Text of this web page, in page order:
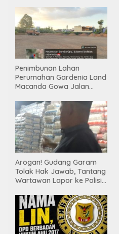
Penimbunan Lahan
Perumahan Gardenia Land
Macanda Gowa Jalan
Gunakan Material
Tambang Ilegal
Arogan! Gudang Garam
Tolak Hak Jawab, Tantang
Wartawan Lapor ke Polisi